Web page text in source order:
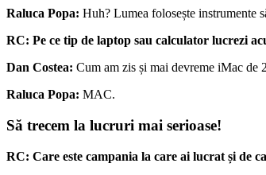
Raluca Popa: Huh? Lumea folosește instrumente
RC: Pe ce tip de laptop sau calculator lucrezi
Dan Costea: Cum am zis și mai devreme iMac de
Raluca Popa: MAC.
Să trecem la lucruri mai serioase!
RC: Care este campania la care ai lucrat și de